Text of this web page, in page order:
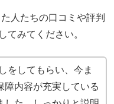
人たちの口コミや評判
てみてください。
をしてもらい、今ま
障内容が充実している